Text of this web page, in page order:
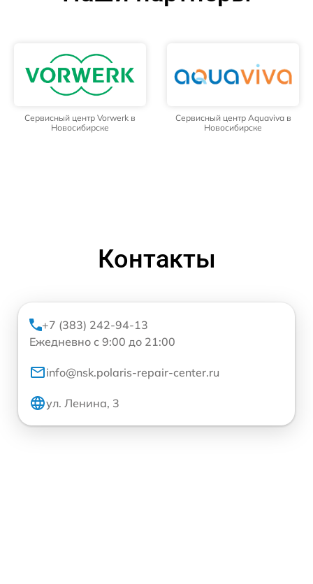
Сервисный центр Vorwerk в
Новосибирске
Сервисный центр Aquaviva в
Новосибирске
Контакты
+7 (383) 242-94-13
Ежедневно с 9:00 до 21:00
info@nsk.polaris-repair-center.ru
ул. Ленина, 3